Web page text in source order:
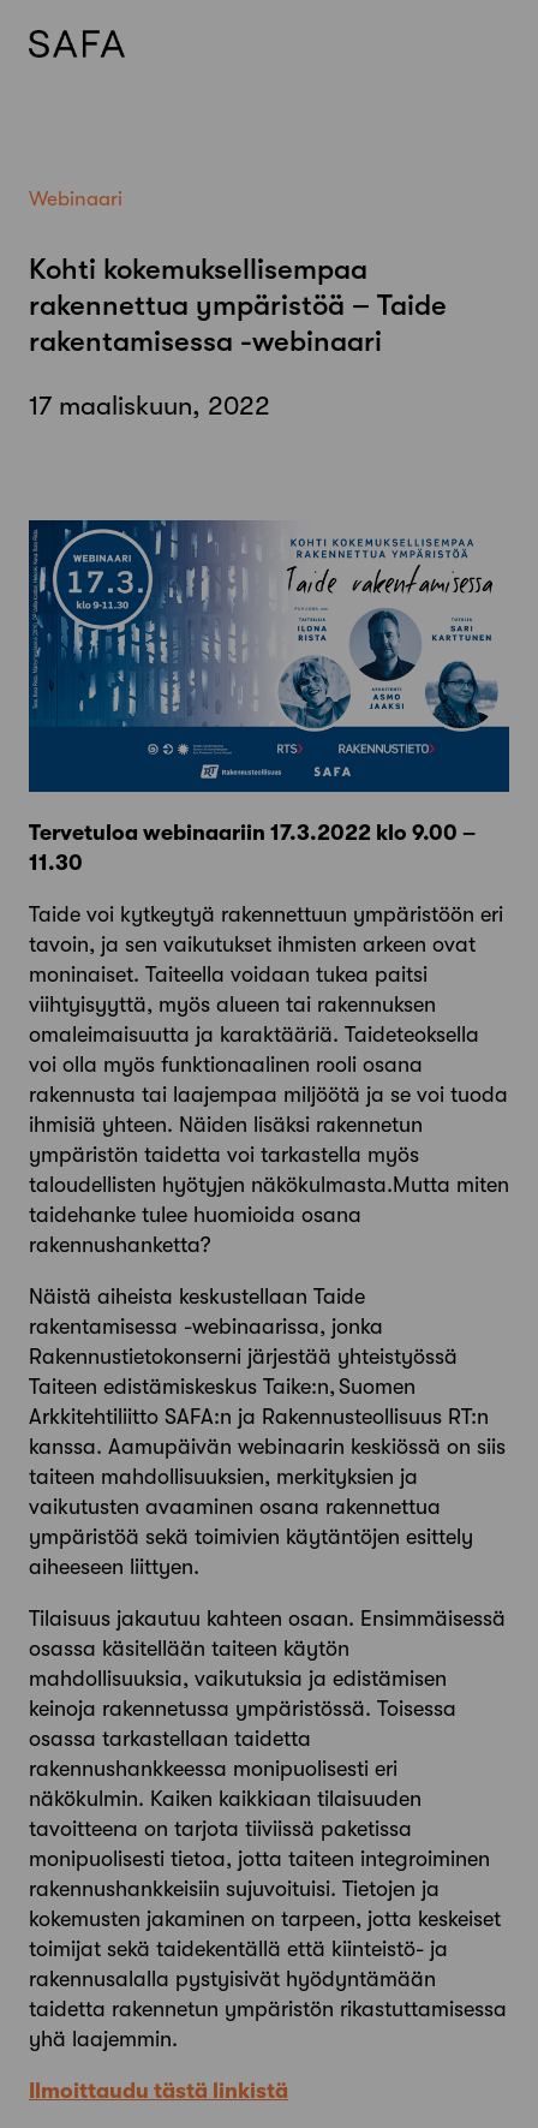
Webinaari
Kohti kokemuksellisempaa
rakennettua ympäristöä – Taide
rakentamisessa -webinaari
17 maaliskuun, 2022
Tervetuloa webinaariin 17.3.2022 klo 9.00 –
11.30
Taide voi kytkeytyä rakennettuun ympäristöön eri
tavoin, ja sen vaikutukset ihmisten arkeen ovat
moninaiset. Taiteella voidaan tukea paitsi
viihtyisyyttä, myös alueen tai rakennuksen
omaleimaisuutta ja karaktääriä. Taideteoksella
voi olla myös funktionaalinen rooli osana
rakennusta tai laajempaa miljöötä ja se voi tuoda
ihmisiä yhteen. Näiden lisäksi rakennetun
ympäristön taidetta voi tarkastella myös
taloudellisten hyötyjen näkökulmasta.Mutta miten
taidehanke tulee huomioida osana
rakennushanketta?
Näistä aiheista keskustellaan Taide
rakentamisessa -webinaarissa, jonka
Rakennustietokonserni järjestää yhteistyössä
Taiteen edistämiskeskus Taike:n, Suomen
Arkkitehtiliitto SAFA:n ja Rakennusteollisuus RT:n
kanssa. Aamupäivän webinaarin keskiössä on siis
taiteen mahdollisuuksien, merkityksien ja
vaikutusten avaaminen osana rakennettua
ympäristöä sekä toimivien käytäntöjen esittely
aiheeseen liittyen.
Tilaisuus jakautuu kahteen osaan. Ensimmäisessä
osassa käsitellään taiteen käytön
mahdollisuuksia, vaikutuksia ja edistämisen
keinoja rakennetussa ympäristössä. Toisessa
osassa tarkastellaan taidetta
rakennushankkeessa monipuolisesti eri
näkökulmin. Kaiken kaikkiaan tilaisuuden
tavoitteena on tarjota tiiviissä paketissa
monipuolisesti tietoa, jotta taiteen integroiminen
rakennushankkeisiin sujuvoituisi. Tietojen ja
kokemusten jakaminen on tarpeen, jotta keskeiset
toimijat sekä taidekentällä että kiinteistö- ja
rakennusalalla pystyisivät hyödyntämään
taidetta rakennetun ympäristön rikastuttamisessa
yhä laajemmin.
Ilmoittaudu tästä linkistä